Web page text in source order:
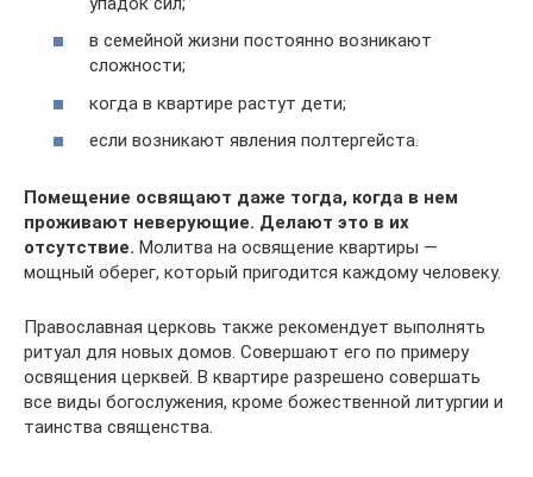
в семейной жизни постоянно возникают
сложности;
когда в квартире растут дети;
если возникают явления полтергейста.
Помещение освящают даже тогда, когда в нем
проживают неверующие. Делают это в их
отсутствие. Молитва на освящение квартиры —
мощный оберег, который пригодится каждому человеку.
Православная церковь также рекомендует выполнять
ритуал для новых домов. Совершают его по примеру
освящения церквей. В квартире разрешено совершать
все виды богослужения, кроме божественной литургии и
таинства священства.